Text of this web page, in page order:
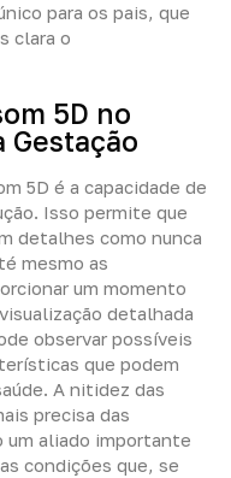
para os pais, que
clara o
5D no
Gestação
5D é a capacidade de
Isso permite que
detalhes como nunca
mesmo as
um momento
detalhada
observar possíveis
que podem
A nitidez das
precisa das
um aliado importante
condições que, se